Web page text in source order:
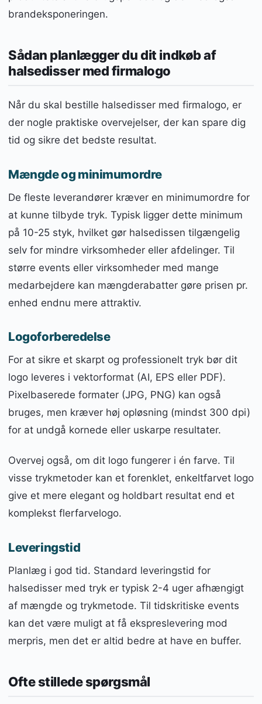
brandeksponeringen.
Sådan planlægger du dit indkøb af
halsedisser med firmalogo
Når du skal bestille halsedisser med firmalogo, er
der nogle praktiske overvejelser, der kan spare dig
tid og sikre det bedste resultat.
Mængde og minimumordre
De fleste leverandører kræver en minimumordre for
at kunne tilbyde tryk. Typisk ligger dette minimum
på 10-25 styk, hvilket gør halsedissen tilgængelig
selv for mindre virksomheder eller afdelinger. Til
større events eller virksomheder med mange
medarbejdere kan mængderabatter gøre prisen pr.
enhed endnu mere attraktiv.
Logoforberedelse
For at sikre et skarpt og professionelt tryk bør dit
logo leveres i vektorformat (AI, EPS eller PDF).
Pixelbaserede formater (JPG, PNG) kan også
bruges, men kræver høj opløsning (mindst 300 dpi)
for at undgå kornede eller uskarpe resultater.
Overvej også, om dit logo fungerer i én farve. Til
visse trykmetoder kan et forenklet, enkeltfarvet logo
give et mere elegant og holdbart resultat end et
komplekst flerfarvelogo.
Leveringstid
Planlæg i god tid. Standard leveringstid for
halsedisser med tryk er typisk 2-4 uger afhængigt
af mængde og trykmetode. Til tidskritiske events
kan det være muligt at få ekspreslevering mod
merpris, men det er altid bedre at have en buffer.
Ofte stillede spørgsmål